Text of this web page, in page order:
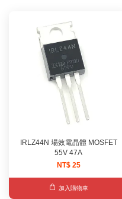
IRLZ44N 場效電晶體 MOSFET
55V 47A
NT$ 25
加入購物車